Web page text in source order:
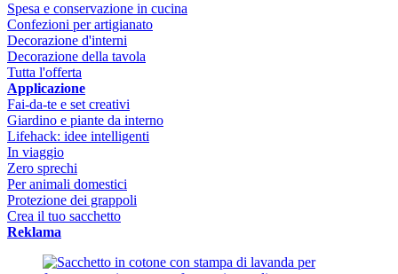
Spesa e conservazione in cucina
Confezioni per artigianato
Decorazione d'interni
Decorazione della tavola
Tutta l'offerta
Applicazione
Fai-da-te e set creativi
Giardino e piante da interno
Lifehack: idee intelligenti
In viaggio
Zero sprechi
Per animali domestici
Protezione dei grappoli
Crea il tuo sacchetto
Reklama